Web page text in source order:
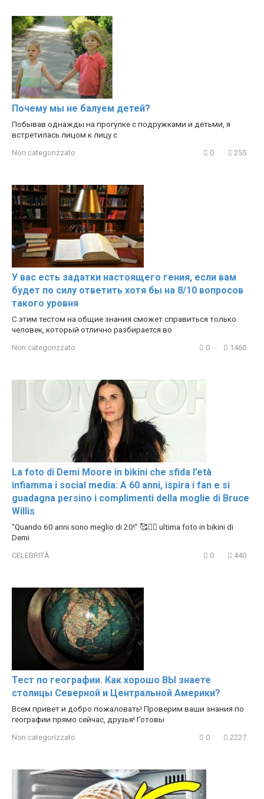
Почему мы не балуем детей?
Побывав однажды на прогулке с подружками и детьми, я
встретилась лицом к лицу с
Non categorizzato 0 255
У вас есть задатки настоящего гения, если вам
будет по силу ответить хотя бы на 8/10 вопросов
такого уровня
С этим тестом на общие знания сможет справиться только
человек, который отлично разбирается во
Non categorizzato 0 1460
La foto di Demi Moore in bikini che sfida l’età
infiamma i social media: A 60 anni, ispira i fan e si
guadagna persino i complimenti della moglie di Bruce
Willis
“Quando 60 anni sono meglio di 20!” 🥰❤️‍🔥 ultima foto in bikini di
Demi
CELEBRITÀ 0 440
Тест по географии. Как хорошо ВЫ знаете
столицы Северной и Центральной Америки?
Всем привет и добро пожаловать! Проверим ваши знания по
географии прямо сейчас, друзья! Готовы
Non categorizzato 0 2227